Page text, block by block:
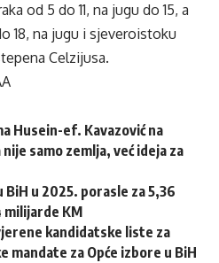
od 5 do 11, na jugu do 15, a
18, na jugu i sjeveroistoku
Celzijusa.
Husein-ef. Kavazović na
samo zemlja, već ideja za
BiH u 2025. porasle za 5,36
KM
kandidatske liste za
mandate za Opće izbore u BiH